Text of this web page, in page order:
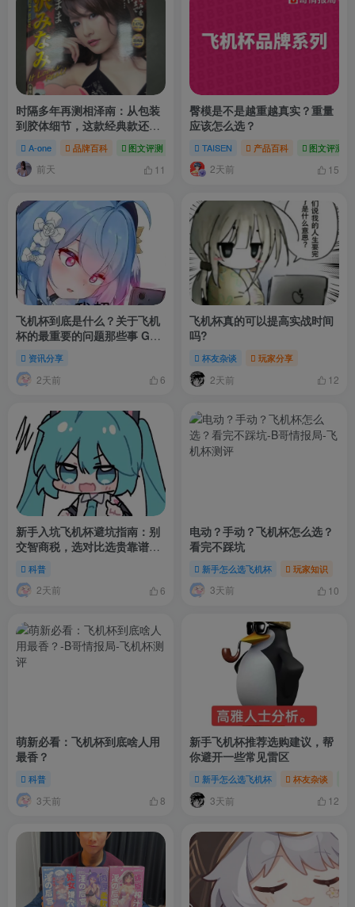
时隔多年再测相泽南：从包装
到胶体细节，这款经典款还值
A-one 品牌百科 图文评测 # 日本 # 女优
前天 11
臀模是不是越重越真实？重量
应该怎么选？
TAISEN 产品百科 图文评测
2天前 15
飞机杯到底是什么？关于飞机
杯的最重要的问题那些事 GO
朕的后宫
资讯分享
2天前 6
飞机杯真的可以提高实战时间
吗?
杯友杂谈 玩家分享
2天前 12
新手入坑飞机杯避坑指南：别
交智商税，选对比选贵靠谱多
科普
2天前 6
电动？手动？飞机杯怎么选？
看完不踩坑
新手怎么选飞机杯 玩家知识
3天前 10
萌新必看：飞机杯到底啥人用
最香？
科普
3天前 8
新手飞机杯推荐选购建议，帮
你避开一些常见雷区
新手怎么选飞机杯 杯友杂谈
3天前 12